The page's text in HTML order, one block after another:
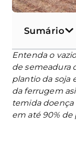
Sumário
Entenda o
de semeadura
plantio da soja
da ferrugem
temida
em até 90% de